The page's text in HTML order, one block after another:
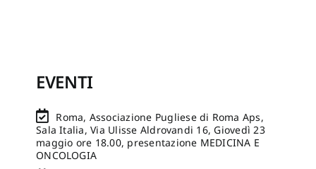
EVENTI
Roma, Associazione Pugliese di Roma Aps,
Sala Italia, Via Ulisse Aldrovandi 16, Giovedì 23
maggio ore 18.00, presentazione MEDICINA E
ONCOLOGIA